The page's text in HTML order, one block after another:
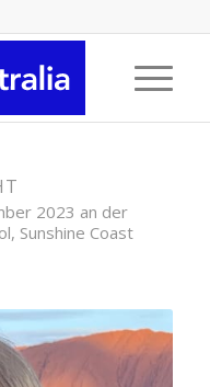
2023 an der
Sunshine Coast